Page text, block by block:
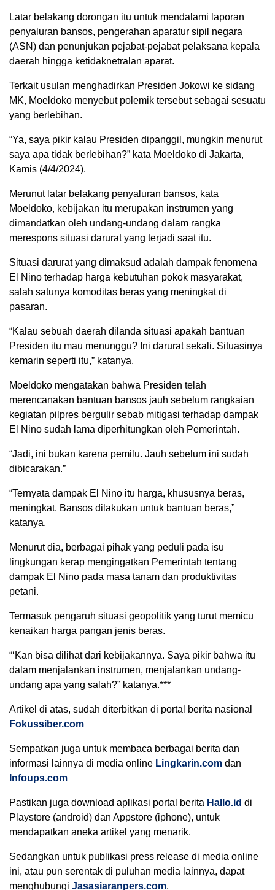
Latar belakang dorongan itu untuk mendalami laporan
penyaluran bansos, pengerahan aparatur sipil negara
(ASN) dan penunjukan pejabat-pejabat pelaksana kepala
daerah hingga ketidaknetralan aparat.
Terkait usulan menghadirkan Presiden Jokowi ke sidang
MK, Moeldoko menyebut polemik tersebut sebagai sesuatu
yang berlebihan.
“Ya, saya pikir kalau Presiden dipanggil, mungkin menurut
saya apa tidak berlebihan?” kata Moeldoko di Jakarta,
Kamis (4/4/2024).
Merunut latar belakang penyaluran bansos, kata
Moeldoko, kebijakan itu merupakan instrumen yang
dimandatkan oleh undang-undang dalam rangka
merespons situasi darurat yang terjadi saat itu.
Situasi darurat yang dimaksud adalah dampak fenomena
El Nino terhadap harga kebutuhan pokok masyarakat,
salah satunya komoditas beras yang meningkat di
pasaran.
“Kalau sebuah daerah dilanda situasi apakah bantuan
Presiden itu mau menunggu? Ini darurat sekali. Situasinya
kemarin seperti itu,” katanya.
Moeldoko mengatakan bahwa Presiden telah
merencanakan bantuan bansos jauh sebelum rangkaian
kegiatan pilpres bergulir sebab mitigasi terhadap dampak
El Nino sudah lama diperhitungkan oleh Pemerintah.
“Jadi, ini bukan karena pemilu. Jauh sebelum ini sudah
dibicarakan.”
“Ternyata dampak El Nino itu harga, khususnya beras,
meningkat. Bansos dilakukan untuk bantuan beras,”
katanya.
Menurut dia, berbagai pihak yang peduli pada isu
lingkungan kerap mengingatkan Pemerintah tentang
dampak El Nino pada masa tanam dan produktivitas
petani.
Termasuk pengaruh situasi geopolitik yang turut memicu
kenaikan harga pangan jenis beras.
“‘Kan bisa dilihat dari kebijakannya. Saya pikir bahwa itu
dalam menjalankan instrumen, menjalankan undang-
undang apa yang salah?” katanya.***
Artikel di atas, sudah dìterbitkan di portal berita nasional
Fokussiber.com
Sempatkan juga untuk membaca berbagai berita dan
informasi lainnya di media online Lingkarin.com dan
Infoups.com
Pastikan juga download aplikasi portal berita Hallo.id di
Playstore (android) dan Appstore (iphone), untuk
mendapatkan aneka artikel yang menarik.
Sedangkan untuk publikasi press release di media online
ini, atau pun serentak di puluhan media lainnya, dapat
menghubungi Jasasiaranpers.com.